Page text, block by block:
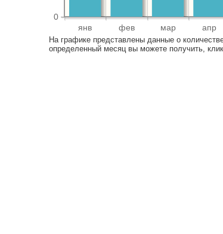
янв фев мар апр
0
На графике представлены данные о
определенный месяц вы можете получить,